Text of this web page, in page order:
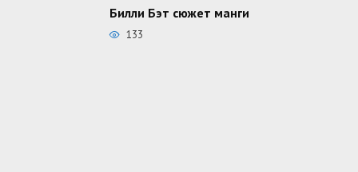
Билли Бэт сюжет манги
133